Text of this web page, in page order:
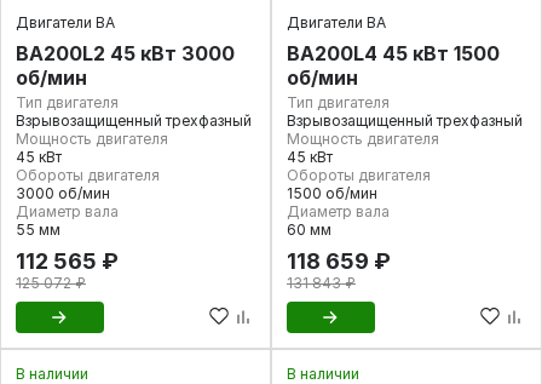
Двигатели ВА
ВА200L2 45 кВт 3000
об/мин
Тип двигателя
Взрывозащищенный трехфазный
Мощность двигателя
45 кВт
Обороты двигателя
3000 об/мин
Диаметр вала
55 мм
112 565 ₽
125 072 ₽
Двигатели ВА
ВА200L4 45 кВт 1500
об/мин
Тип двигателя
Взрывозащищенный трехфазный
Мощность двигателя
45 кВт
Обороты двигателя
1500 об/мин
Диаметр вала
60 мм
118 659 ₽
131 843 ₽
В наличии В наличии